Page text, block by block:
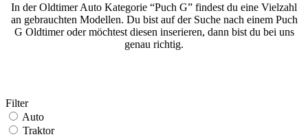
In der Oldtimer Auto Kategorie “Puch G” findest du eine Vielzahl
an gebrauchten Modellen. Du bist auf der Suche nach einem Puch
G Oldtimer oder möchtest diesen inserieren, dann bist du bei uns
genau richtig.
Filter
Auto
Traktor